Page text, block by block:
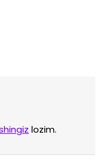
lozim.